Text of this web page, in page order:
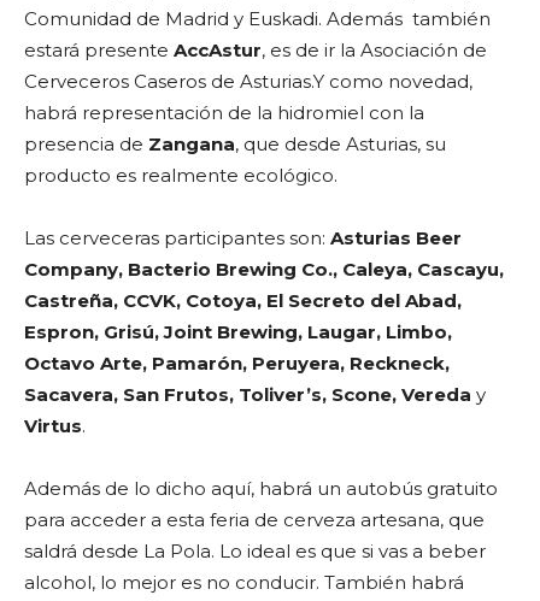
Comunidad de Madrid y Euskadi. Además también
estará presente AccAstur, es de ir la Asociación de
Cerveceros Caseros de Asturias.Y como novedad,
habrá representación de la hidromiel con la
presencia de Zangana, que desde Asturias, su
producto es realmente ecológico.
Las cerveceras participantes son: Asturias Beer
Company, Bacterio Brewing Co., Caleya, Cascayu,
Castreña, CCVK, Cotoya, El Secreto del Abad,
Espron, Grisú, Joint Brewing, Laugar, Limbo,
Octavo Arte, Pamarón, Peruyera, Reckneck,
Sacavera, San Frutos, Toliver’s, Scone, Vereda y
Virtus.
Además de lo dicho aquí, habrá un autobús gratuito
para acceder a esta feria de cerveza artesana, que
saldrá desde La Pola. Lo ideal es que si vas a beber
alcohol, lo mejor es no conducir. También habrá